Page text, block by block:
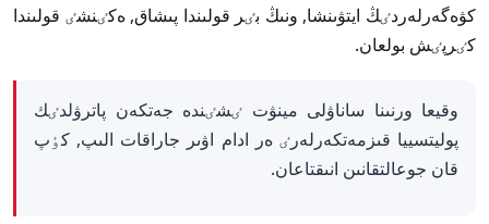
كۋەگەرلەردٸڭ ايتۋىنشا, ونىڭ بٸر قولىندا پىشاق, ەكٸنشٸ قولىندا
كٸرپٸش بولعان.
وقيعا ورنىنا ساناۋلى مينۋت ٸشٸندە جەتكەن پاترۋلدٸك
پوليتسييا قىزمەتكەرلەرٸ ەر ادام اۋىر جاراقات الىپ, كٶپ
قان جوعالتقانىن انىقتاعان.